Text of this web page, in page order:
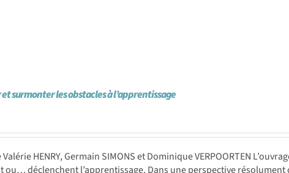
surmonter les obstacles à l’apprentissage
HENRY, Germain SIMONS et Dominique VERPOORTEN
ou… déclenchent l’apprentissage. Dans une perspective